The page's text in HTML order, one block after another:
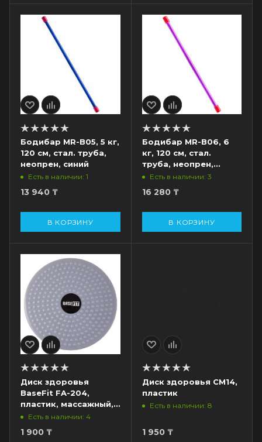
Бодибар MR-B05, 5 кг,
120 см, стал. труба,
неопрен, синий
Есть в наличии: 1
13 940 ₸
В КОРЗИНУ
Бодибар MR-B06, 6
кг, 120 см, стал.
труба, неопрен,
фиолетовый
Есть в наличии: 3
16 280₸
В КОРЗИНУ
Диск здоровья
BaseFit FA-204,
пластик, массажный,
серый
Есть в наличии: 4
1 900 ₸
Диск здоровья CM14,
пластик
Есть в наличии: 8
1 950₸